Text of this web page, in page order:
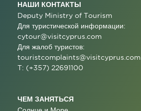
НАШИ КОНТАКТЫ
Deputy Ministry of Tourism
Для туристической информации:
cytour@visitcyprus.com
Для жалоб туристов:
touristcomplaints@visitcyprus.com
T: (+357) 22691100
ЧЕМ ЗАНЯТЬСЯ